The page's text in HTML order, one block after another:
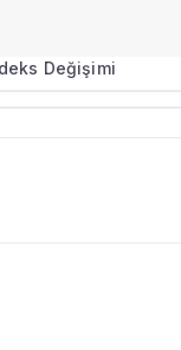
metrikleri
benzer fonları
Değişimi